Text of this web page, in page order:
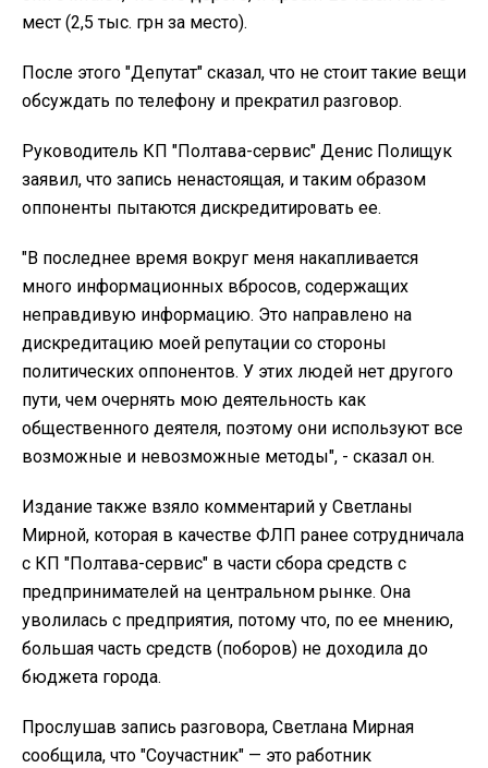
мест (2,5 тыс. грн за место).
После этого "Депутат" сказал, что не стоит такие вещи
обсуждать по телефону и прекратил разговор.
Руководитель КП "Полтава-сервис" Денис Полищук
заявил, что запись ненастоящая, и таким образом
оппоненты пытаются дискредитировать ее.
"В последнее время вокруг меня накапливается
много информационных вбросов, содержащих
неправдивую информацию. Это направлено на
дискредитацию моей репутации со стороны
политических оппонентов. У этих людей нет другого
пути, чем очернять мою деятельность как
общественного деятеля, поэтому они используют все
возможные и невозможные методы", - сказал он.
Издание также взяло комментарий у Светланы
Мирной, которая в качестве ФЛП ранее сотрудничала
с КП "Полтава-сервис" в части сбора средств с
предпринимателей на центральном рынке. Она
уволилась с предприятия, потому что, по ее мнению,
большая часть средств (поборов) не доходила до
бюджета города.
Прослушав запись разговора, Светлана Мирная
сообщила, что "Соучастник" — это работник